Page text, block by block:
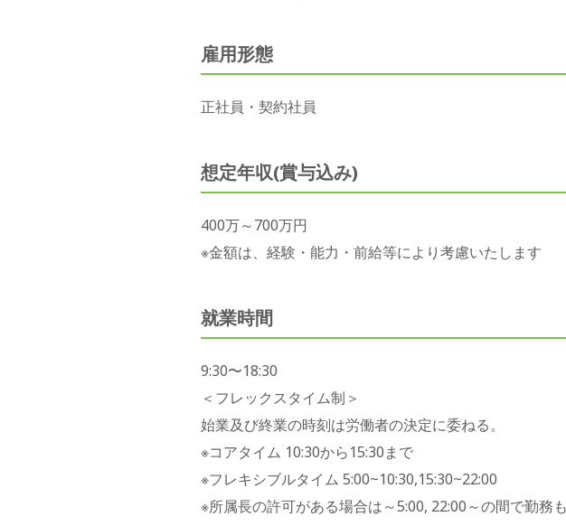
雇用形態
正社員・契約社員
想定年収(賞与込み)
400万～700万円
※金額は、経験・能力・前給等により考慮いたします
就業時間
9:30〜18:30
＜フレックスタイム制＞
始業及び終業の時刻は労働者の決定に委ねる。
※コアタイム 10:30から15:30まで
※フレキシブルタイム 5:00~10:30,15:30~22:00
※所属長の許可がある場合は～5:00, 22:00～の間で勤務